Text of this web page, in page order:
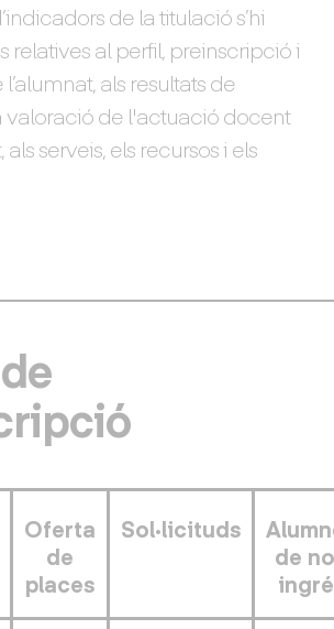
de la titulació s’hi
relatives al perfil, preinscripció i
als resultats de
valoració de l'actuació docent
serveis, els recursos i els
Oferta
de
places
Sol·licituds
de